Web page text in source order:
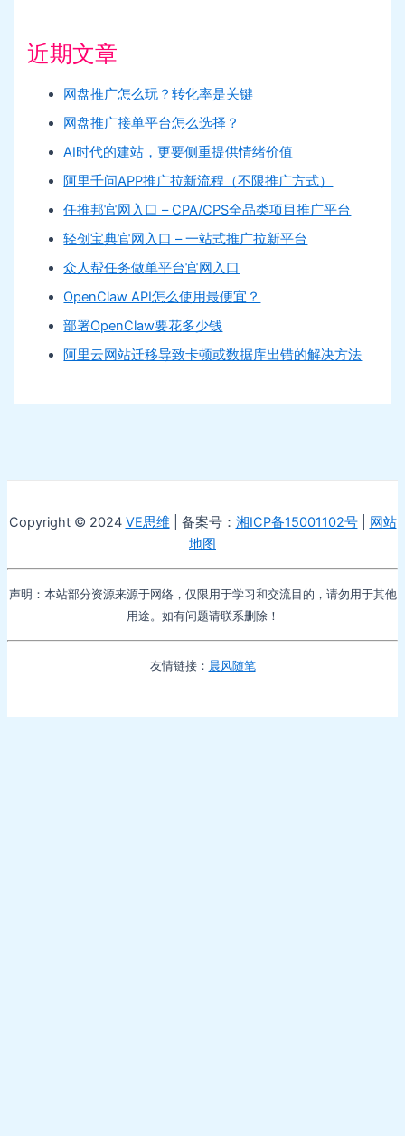
近期文章
网盘推广怎么玩？转化率是关键
网盘推广接单平台怎么选择？
AI时代的建站，更要侧重提供情绪价值
阿里千问APP推广拉新流程（不限推广方式）
任推邦官网入口 – CPA/CPS全品类项目推广平台
轻创宝典官网入口 – 一站式推广拉新平台
众人帮任务做单平台官网入口
OpenClaw API怎么使用最便宜？
部署OpenClaw要花多少钱
阿里云网站迁移导致卡顿或数据库出错的解决方法
Copyright © 2024 VE思维 | 备案号： 湘ICP备15001102号| 网站
地图
声明：本站部分资源来源于网络，仅限用于学习和交流目的，请勿用于其他
用途。如有问题请联系删除！
友情链接： 晨风随笔